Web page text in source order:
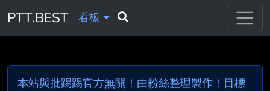
PTT.BEST 看板
本站與批踢踢官方無關！由粉絲整理製作！目標